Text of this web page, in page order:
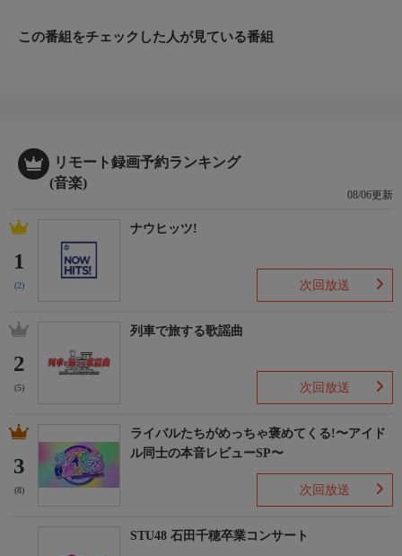
この番組をチェックした人が見ている番組
リモート録画予約ランキング
(音楽)
08/06更新
1
(2)
ナウヒッツ!
次回放送
2
(5)
列車で旅する歌謡曲
次回放送
3
(8)
ライバルたちがめっちゃ褒めてくる!〜アイド
ル同士の本音レビューSP〜
次回放送
STU48 石田千穂卒業コンサート